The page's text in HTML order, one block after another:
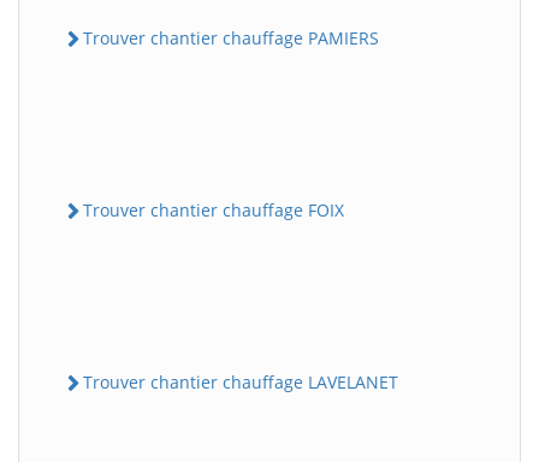
Trouver chantier chauffage PAMIERS
Trouver chantier chauffage FOIX
Trouver chantier chauffage LAVELANET